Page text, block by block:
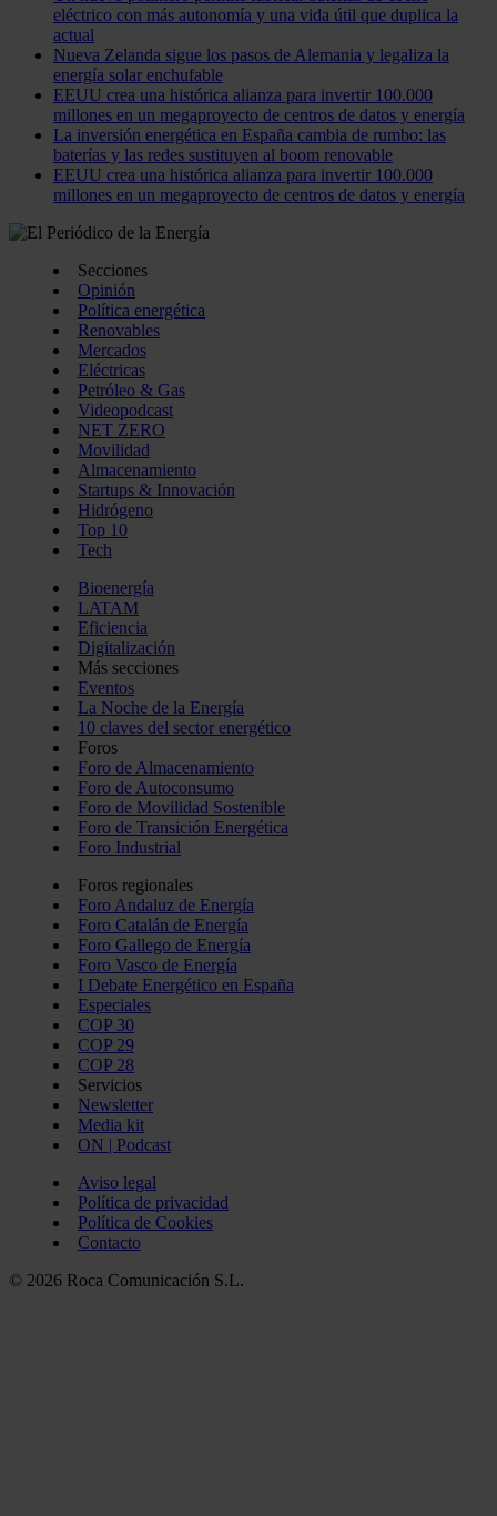
eléctrico con más autonomía y una vida útil que duplica la
actual
Nueva Zelanda sigue los pasos de Alemania y legaliza la
energía solar enchufable
EEUU crea una histórica alianza para invertir 100.000
millones en un megaproyecto de centros de datos y energía
La inversión energética en España cambia de rumbo: las
baterías y las redes sustituyen al boom renovable
EEUU crea una histórica alianza para invertir 100.000
millones en un megaproyecto de centros de datos y energía
Secciones
Opinión
Política energética
Renovables
Mercados
Eléctricas
Petróleo & Gas
Videopodcast
NET ZERO
Movilidad
Almacenamiento
Startups & Innovación
Hidrógeno
Top 10
Tech
Bioenergía
LATAM
Eficiencia
Digitalización
Más secciones
Eventos
La Noche de la Energía
10 claves del sector energético
Foros
Foro de Almacenamiento
Foro de Autoconsumo
Foro de Movilidad Sostenible
Foro de Transición Energética
Foro Industrial
Foros regionales
Foro Andaluz de Energía
Foro Catalán de Energía
Foro Gallego de Energía
Foro Vasco de Energía
I Debate Energético en España
Especiales
COP 30
COP 29
COP 28
Servicios
Newsletter
Media kit
ON | Podcast
Aviso legal
Política de privacidad
Política de Cookies
Contacto
© 2026 Roca Comunicación S.L.